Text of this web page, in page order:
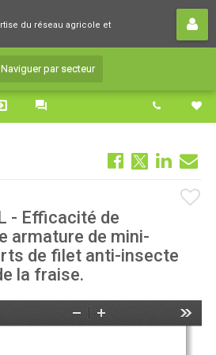
du réseau agricole et
du réseau agricole et
Naviguer par secteur
- Efficacité de
armature de mini-
de filet anti-insecte
la fraise.
Outils
ZoomZoom